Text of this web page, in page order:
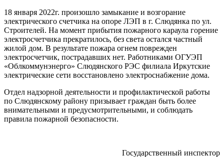
18 января 2022г. произошло замыкание и возгорание
электрического счетчика на опоре ЛЭП в г. Слюдянка по ул.
Строителей. На момент прибытия пожарного караула горение
электросчетчика прекратилось, без света остался частный
жилой дом. В результате пожара огнем поврежден
электросчетчик, пострадавших нет. Работниками ОГУЭП
«Облкоммунэнерго» Слюдянского РЭС филиала Иркутские
электрические сети восстановлено электроснабжение дома.
Отдел надзорной деятельности и профилактической работы
по Слюдянскому району призывает граждан быть более
внимательными и предусмотрительными, и соблюдать
правила пожарной безопасности.
Государственный инспектор